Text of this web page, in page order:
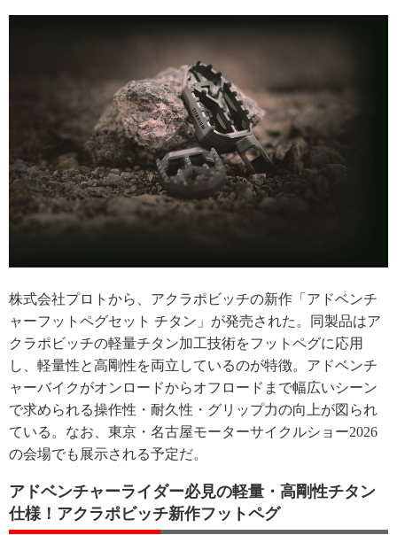
株式会社プロトから、アクラポビッチの新作「アドベンチ
ャーフットペグセット チタン」が発売された。同製品はア
クラポビッチの軽量チタン加工技術をフットペグに応用
し、軽量性と高剛性を両立しているのが特徴。アドベンチ
ャーバイクがオンロードからオフロードまで幅広いシーン
で求められる操作性・耐久性・グリップ力の向上が図られ
ている。なお、東京・名古屋モーターサイクルショー2026
の会場でも展示される予定だ。
アドベンチャーライダー必見の軽量・高剛性チタン
仕様！アクラポビッチ新作フットペグ